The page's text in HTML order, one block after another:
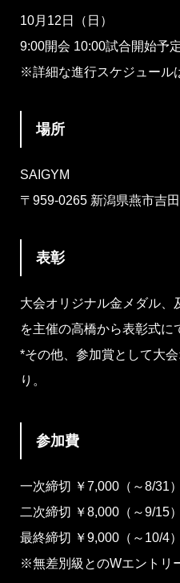
10月12日（日）
9:00開会 10:00試合開始予
※詳細な進行スケジュール
場所
SAIGYM
〒959-0265 新潟県燕市吉
表彰
大会オリジナル金メダル、
を主催の高橋から表彰式に
*その他、参加賞として大
り。
参加費
一次締切 ￥7,000（～8/31）
二次締切 ￥8,000（～9/15）
最終締切 ￥9,000（～10/4）
※無差別級とのWエントリ